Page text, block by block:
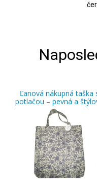
Ľanová nákupná taška
potlačou – pevná a